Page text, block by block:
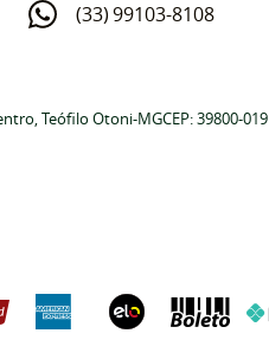
(33)99103-8108
Teófilo Otoni-MGCEP: 39800-019